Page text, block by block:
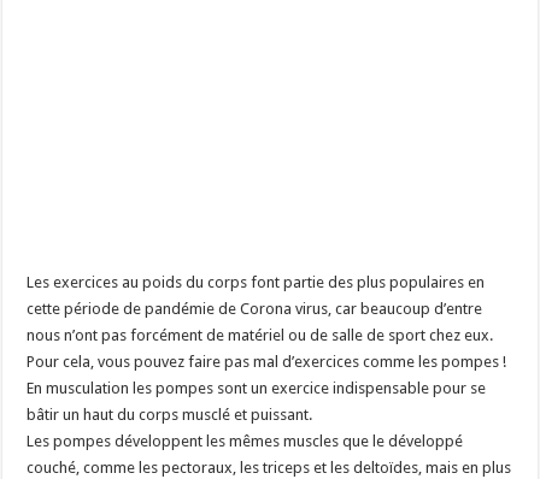
Les exercices au poids du corps font partie des plus populaires en
cette période de pandémie de Corona virus, car beaucoup d’entre
nous n’ont pas forcément de matériel ou de salle de sport chez eux.
Pour cela, vous pouvez faire pas mal d’exercices comme les pompes !
En musculation les pompes sont un exercice indispensable pour se
bâtir un haut du corps musclé et puissant.
Les pompes développent les mêmes muscles que le développé
couché, comme les pectoraux, les triceps et les deltoïdes, mais en plus